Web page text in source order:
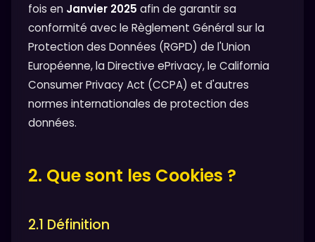
fois en Janvier 2025 afin de garantir sa
conformité avec le Règlement Général sur la
Protection des Données (RGPD) de l'Union
Européenne, la Directive ePrivacy, le California
Consumer Privacy Act (CCPA) et d'autres
normes internationales de protection des
données.
2. Que sont les Cookies ?
2.1 Définition